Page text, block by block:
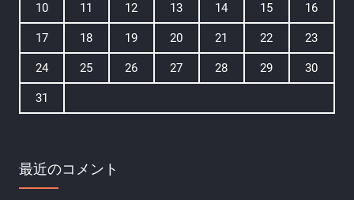
10 11 12 13 14 15 16
17 18 19 20 21 22 23
24 25 26 27 28 29 30
31
最近のコメント